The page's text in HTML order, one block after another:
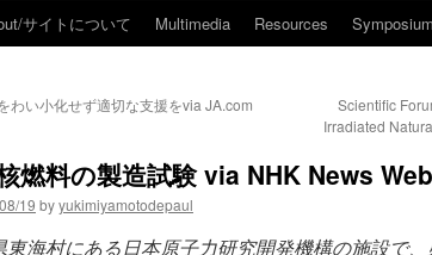
サイトについて Multimedia Resources
わい小化せず適切な支援をvia JA.com
Scientific
Irradiated
燃料の製造試験 via NHK News Web
19 byyukimiyamotodepaul
東海村にある日本原子力研究開発機構の施設で